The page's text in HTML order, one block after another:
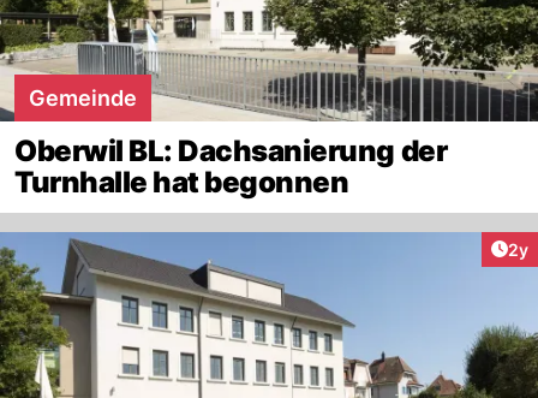
Gemeinde
Oberwil BL: Dachsanierung der
Turnhalle hat begonnen
2y